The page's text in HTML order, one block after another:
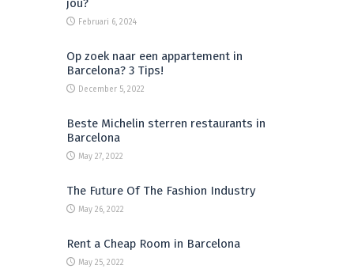
jou?
Februari 6, 2024
Op zoek naar een appartement in
Barcelona? 3 Tips!
December 5, 2022
Beste Michelin sterren restaurants in
Barcelona
May 27, 2022
The Future Of The Fashion Industry
May 26, 2022
Rent a Cheap Room in Barcelona
May 25, 2022